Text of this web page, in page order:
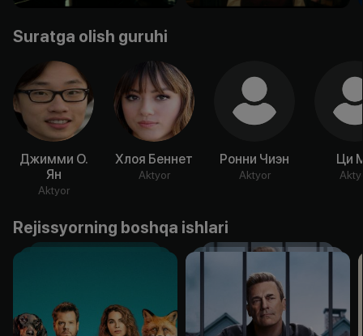
Suratga olish guruhi
Джимми О.
Ян
Aktyor
Хлоя Беннет
Aktyor
Ронни Чиэн
Aktyor
Ци
Rejissyorning boshqa ishlari